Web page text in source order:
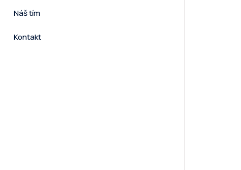
Náš tím
Kontakt